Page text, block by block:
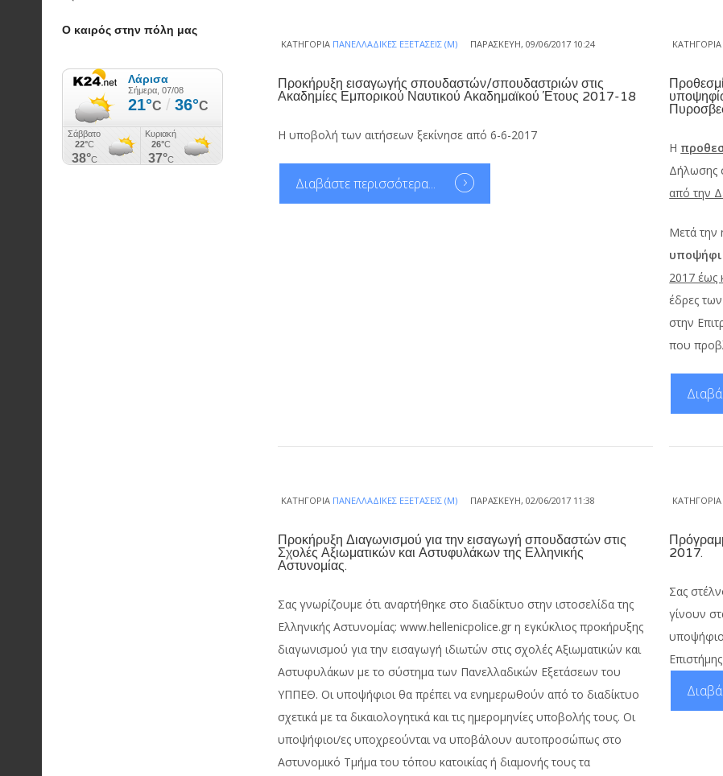
ΚΑΤΗΓΟΡΊΑ ΠΑΝΕΛΛΑΔΙΚΈΣ ΕΞΕΤΆΣΕΙΣ (Μ) ΠΑΡΑΣΚΕΥΉ, 09/06/2017 10:24
Προκήρυξη εισαγωγής σπουδαστών/σπουδαστριών στις
Ακαδημίες Εμπορικού Ναυτικού Ακαδημαϊκού Έτους 2017-18
Η υποβολή των αιτήσεων ξεκίνησε από 6-6-2017
Διαβάστε περισσότερα...
ΚΑΤΗΓΟΡΊΑ
Η
Δήλωσης
από την
Μετά την
2017 έως
έδρες
στην
που
ΚΑΤΗΓΟΡΊΑ ΠΑΝΕΛΛΑΔΙΚΈΣ ΕΞΕΤΆΣΕΙΣ (Μ) ΠΑΡΑΣΚΕΥΉ, 02/06/2017 11:38
Προκήρυξη Διαγωνισμού για την εισαγωγή σπουδαστών στις
Σχολές Αξιωματικών και Αστυφυλάκων της Ελληνικής
Αστυνομίας.
Σας γνωρίζουμε ότι αναρτήθηκε στο διαδίκτυο στην ιστοσελίδα της
Ελληνικής Αστυνομίας: www.hellenicpolice.gr η εγκύκλιος προκήρυξης
διαγωνισμού για την εισαγωγή ιδιωτών στις σχολές Αξιωματικών και
Αστυφυλάκων με το σύστημα των Πανελλαδικών Εξετάσεων του
ΥΠΠΕΘ. Οι υποψήφιοι θα πρέπει να ενημερωθούν από το διαδίκτυο
σχετικά με τα δικαιολογητικά και τις ημερομηνίες υποβολής τους. Οι
υποψήφιοι/ες υποχρεούνται να υποβάλουν αυτοπροσώπως στo
Αστυνομικό Tμήμα του τόπου κατοικίας ή διαμονής τους τα
ΚΑΤΗΓΟΡΊΑ
2017.
Σας
γίνουν
Ο καιρός στην πόλη μας